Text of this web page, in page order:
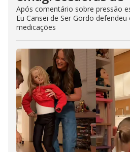
Após comentário sobre pressão
Eu Cansei de Ser Gordo
medicações